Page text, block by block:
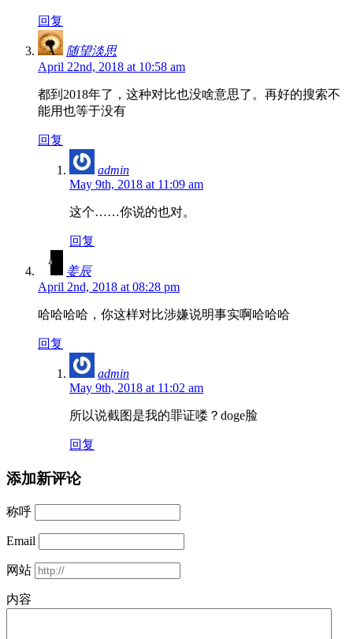
回复
随望淡思
April 22nd, 2018 at 10:58 am
都到2018年了，这种对比也没啥意思了。再好的搜索不
能用也等于没有
回复
admin
May 9th, 2018 at 11:09 am
这个……你说的也对。
回复
姜辰
April 2nd, 2018 at 08:28 pm
哈哈哈哈，你这样对比涉嫌说明事实啊哈哈哈
回复
admin
May 9th, 2018 at 11:02 am
所以说截图是我的罪证喽？doge脸
回复
添加新评论
称呼
Email
网站
内容